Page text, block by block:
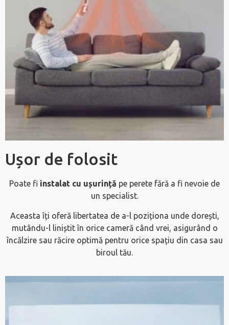
Ușor de folosit
Poate fi instalat cu ușurință pe perete fără a fi nevoie de
un specialist.
Aceasta îți oferă libertatea de a-l poziționa unde dorești,
mutându-l liniștit în orice cameră când vrei, asigurând o
încălzire sau răcire optimă pentru orice spațiu din casa sau
biroul tău.